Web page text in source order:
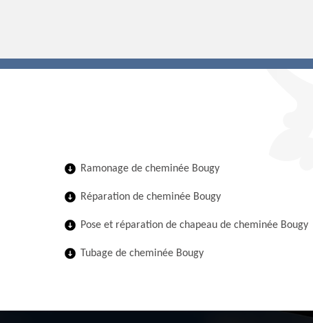
Ramonage de cheminée Bougy
Réparation de cheminée Bougy
Pose et réparation de chapeau de cheminée Bougy
Tubage de cheminée Bougy